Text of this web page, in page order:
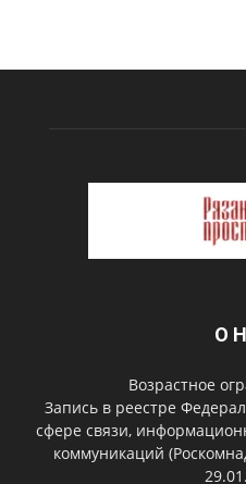
О
Возрастное
Запись в реестре
сфере связи,
коммуникаций